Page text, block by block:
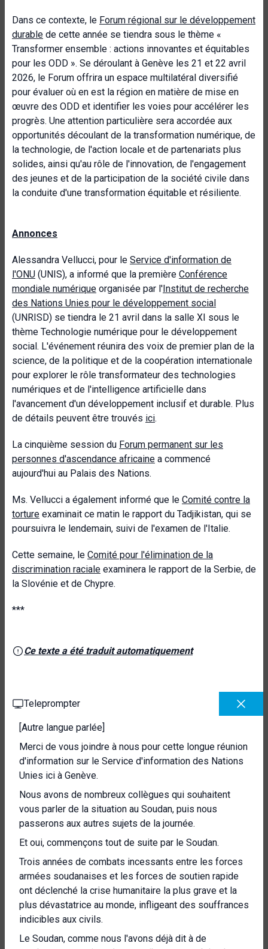
Dans ce contexte, le Forum régional sur le développement
durable de cette année se tiendra sous le thème «
Transformer ensemble : actions innovantes et équitables
pour les ODD ». Se déroulant à Genève les 21 et 22 avril
2026, le Forum offrira un espace multilatéral diversifié
pour évaluer où en est la région en matière de mise en
œuvre des ODD et identifier les voies pour accélérer les
progrès. Une attention particulière sera accordée aux
opportunités découlant de la transformation numérique, de
la technologie, de l'action locale et de partenariats plus
solides, ainsi qu'au rôle de l'innovation, de l'engagement
des jeunes et de la participation de la société civile dans
la conduite d'une transformation équitable et résiliente.
Annonces
Alessandra Vellucci, pour le Service d'information de
l'ONU (UNIS), a informé que la première Conférence
mondiale numérique organisée par l'Institut de recherche
des Nations Unies pour le développement social
(UNRISD) se tiendra le 21 avril dans la salle XI sous le
thème Technologie numérique pour le développement
social. L'événement réunira des voix de premier plan de la
science, de la politique et de la coopération internationale
pour explorer le rôle transformateur des technologies
numériques et de l'intelligence artificielle dans
l'avancement d'un développement inclusif et durable. Plus
de détails peuvent être trouvés ici.
La cinquième session du Forum permanent sur les
personnes d'ascendance africaine a commencé
aujourd'hui au Palais des Nations.
Ms. Vellucci a également informé que le Comité contre la
torture examinait ce matin le rapport du Tadjikistan, qui se
poursuivra le lendemain, suivi de l'examen de l'Italie.
Cette semaine, le Comité pour l'élimination de la
discrimination raciale examinera le rapport de la Serbie, de
la Slovénie et de Chypre.
***
Ce texte a été traduit automatiquement
Teleprompter
[Autre langue parlée]
Merci de vous joindre à nous pour cette longue réunion
d'information sur le Service d'information des Nations
Unies ici à Genève.
Nous avons de nombreux collègues qui souhaitent
vous parler de la situation au Soudan, puis nous
passerons aux autres sujets de la journée.
Et oui, commençons tout de suite par le Soudan.
Trois années de combats incessants entre les forces
armées soudanaises et les forces de soutien rapide
ont déclenché la crise humanitaire la plus grave et la
plus dévastatrice au monde, infligeant des souffrances
indicibles aux civils.
Le Soudan, comme nous l'avons déjà dit à de